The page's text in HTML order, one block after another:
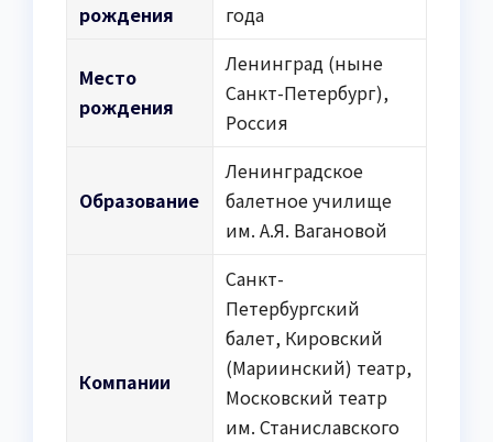
рождения
года
Место
рождения
Ленинград (ныне
Санкт-Петербург),
Россия
Образование
Ленинградское
балетное училище
им. А.Я. Вагановой
Компании
Санкт-
Петербургский
балет, Кировский
(Мариинский) театр,
Московский театр
им. Станиславского